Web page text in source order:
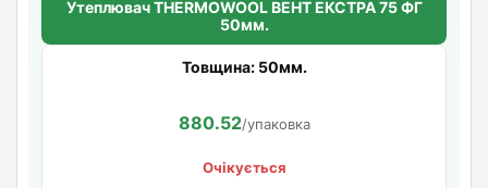
Утеплювач THERMOWOOL ВЕНТ ЕКСТРА 75 ФГ
50мм.
Товщина: 50мм.
880.52/упаковка
Очікується